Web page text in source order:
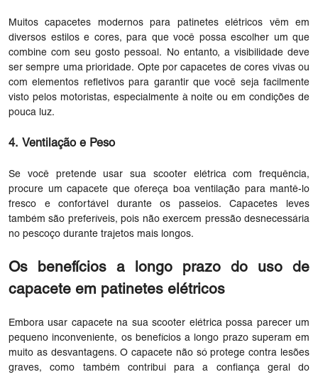
Muitos capacetes modernos para patinetes elétricos vêm em
diversos estilos e cores, para que você possa escolher um que
combine com seu gosto pessoal. No entanto, a visibilidade deve
ser sempre uma prioridade. Opte por capacetes de cores vivas ou
com elementos refletivos para garantir que você seja facilmente
visto pelos motoristas, especialmente à noite ou em condições de
pouca luz.
4. Ventilação e Peso
Se você pretende usar sua scooter elétrica com frequência,
procure um capacete que ofereça boa ventilação para mantê-lo
fresco e confortável durante os passeios. Capacetes leves
também são preferíveis, pois não exercem pressão desnecessária
no pescoço durante trajetos mais longos.
Os benefícios a longo prazo do uso de
capacete em patinetes elétricos
Embora usar capacete na sua scooter elétrica possa parecer um
pequeno inconveniente, os benefícios a longo prazo superam em
muito as desvantagens. O capacete não só protege contra lesões
graves, como também contribui para a confiança geral do